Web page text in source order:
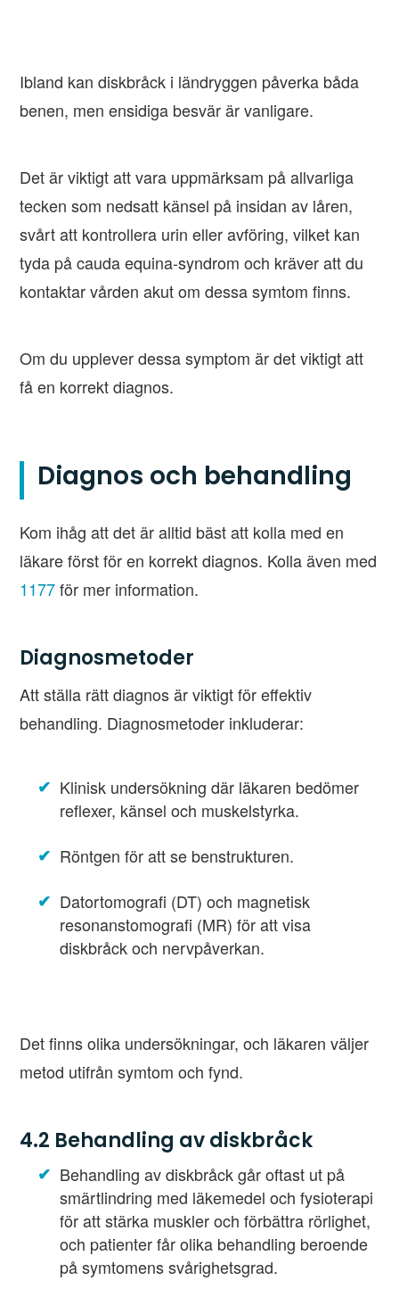
Ibland kan diskbråck i ländryggen påverka båda
benen, men ensidiga besvär är vanligare.
Det är viktigt att vara uppmärksam på allvarliga
tecken som nedsatt känsel på insidan av låren,
svårt att kontrollera urin eller avföring, vilket kan
tyda på cauda equina-syndrom och kräver att du
kontaktar vården akut om dessa symtom finns.
Om du upplever dessa symptom är det viktigt att
få en korrekt diagnos.
Diagnos och behandling
Kom ihåg att det är alltid bäst att kolla med en
läkare först för en korrekt diagnos. Kolla även med
1177för mer information.
Diagnosmetoder
Att ställa rätt diagnos är viktigt för effektiv
behandling. Diagnosmetoder inkluderar:
Klinisk undersökning där läkaren bedömer
reflexer, känsel och muskelstyrka.
Röntgen för att se benstrukturen.
Datortomografi (DT) och magnetisk
resonanstomografi (MR) för att visa
diskbråck och nervpåverkan.
Det finns olika undersökningar, och läkaren väljer
metod utifrån symtom och fynd.
4.2 Behandling av diskbråck
Behandling av diskbråck går oftast ut på
smärtlindring med läkemedel och fysioterapi
för att stärka muskler och förbättra rörlighet,
och patienter får olika behandling beroende
på symtomens svårighetsgrad.